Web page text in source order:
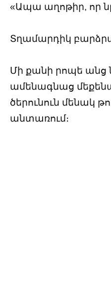
«Ապա աղոթիր, որ
Տղամարդիկ
Մի քանի րոպե անց
ամենագնաց
ծերունուն մենակ
անտառում։